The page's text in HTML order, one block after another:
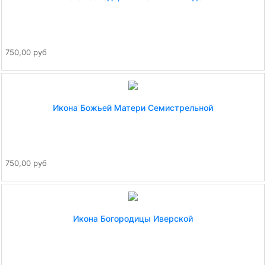
750,00 руб
Икона Божьей Матери Семистрельной
750,00 руб
Икона Богородицы Иверской